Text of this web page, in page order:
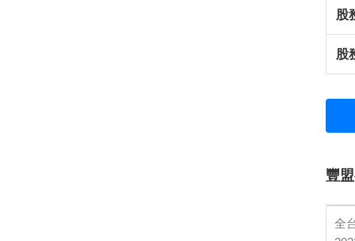
股
股
豐
全